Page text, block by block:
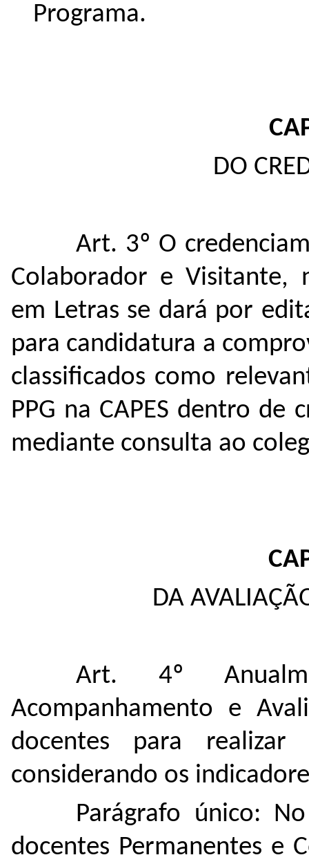
Programa.
DO
Art. 3º O
Colaborador e Visitante,
em Letras se dará por
para candidatura a
classificados como
PPG na CAPES dentro
mediante consulta ao
DA
Art. 4º
Acompanhamento e
docentes para realizar
considerando os
Parágrafo único:
docentes Permanentes e